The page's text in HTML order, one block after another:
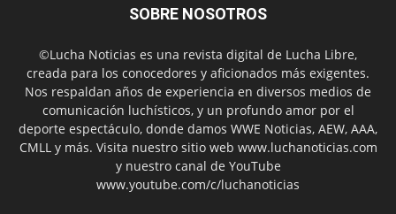
SOBRE NOSOTROS
©Lucha Noticias es una revista digital de Lucha Libre,
creada para los conocedores y aficionados más exigentes.
Nos respaldan años de experiencia en diversos medios de
comunicación luchísticos, y un profundo amor por el
deporte espectáculo, donde damos WWE Noticias, AEW, AAA,
CMLL y más. Visita nuestro sitio web www.luchanoticias.com
y nuestro canal de YouTube
www.youtube.com/c/luchanoticias